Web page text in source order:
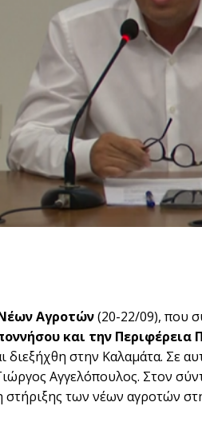
Αγροτών(20-22/09), που
και την Περιφέρεια
διεξήχθη στην Καλαμάτα. Σε
Αγγελόπουλος. Στον
στήριξης των νέων αγροτών